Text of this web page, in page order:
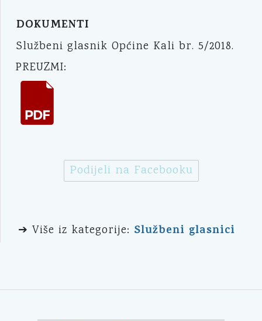
DOKUMENTI
Službeni glasnik Općine Kali br. 5/2018.
PREUZMI:
Podijeli na Facebooku
➔ Više iz kategorije: Službeni glasnici